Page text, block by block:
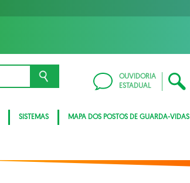
OUVIDORIA
ESTADUAL
SISTEMAS MAPA DOS POSTOS DE GUARDA-VIDAS